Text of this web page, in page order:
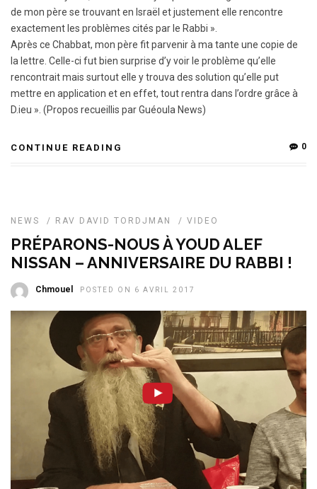
de mon père se trouvant en Israël et justement elle rencontre
exactement les problèmes cités par le Rabbi ».
Après ce Chabbat, mon père fit parvenir à ma tante une copie de
la lettre. Celle-ci fut bien surprise d’y voir le problème qu’elle
rencontrait mais surtout elle y trouva des solution qu’elle put
mettre en application et en effet, tout rentra dans l’ordre grâce à
D.ieu ». (Propos recueillis par Guéoula News)
CONTINUE READING 0
NEWS / RAV DAVID TORDJMAN / VIDEO
PRÉPARONS-NOUS À YOUD ALEF
NISSAN – ANNIVERSAIRE DU RABBI !
Chmouel POSTED ON 6 AVRIL 2017